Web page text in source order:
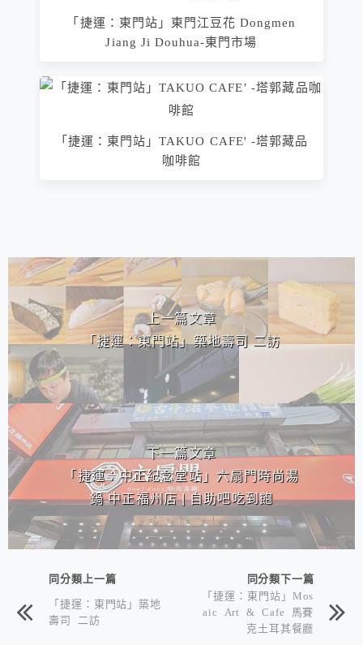
「捷運：東門站」東門江豆花 Dongmen
Jiang Ji Douhua-東門市場
「捷運：東門站」TAKUO CAFE' -塔郭藏品
咖啡館
相連文章
上一篇文章
「捷運：東門站」築地壽司 二訪
下一篇文章
「捷運：中正紀念堂站」六扇門時尚湯
鍋 中正福州店 | 自助吧吃到飽
同分類上一篇
「捷運：東門站」築地
壽司 二訪
同分類下一篇
「捷運：東門站」Mos
aic Art & Cafe 馬賽
克土耳其餐廳